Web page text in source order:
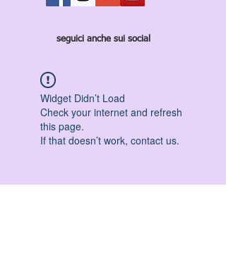
seguici anche sui social
Widget Didn’t Load
Check your internet and refresh
this page.
If that doesn’t work, contact us.